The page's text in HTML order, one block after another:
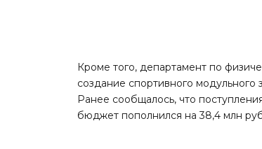
Кроме того, департамент по
создание спортивного
Ранее сообщалось, что
бюджет пополнился на 38,4 млн